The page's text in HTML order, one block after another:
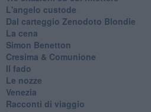
L'angelo custode
Dal carteggio Zenodoto Blondie
La cena
Simon Benetton
Cresima & Comunione
Il fado
Le nozze
Venezia
Racconti di viaggio